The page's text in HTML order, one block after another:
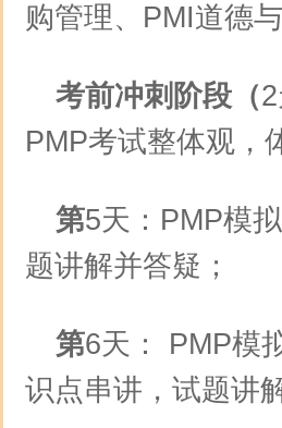
购管理、PMI道德
考前冲刺阶段（
PMP考试整体观，
第5天：PMP模
题讲解并答疑；
第6天： PMP模
识点串讲，试题讲解